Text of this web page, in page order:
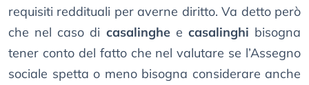
requisiti reddituali per averne diritto. Va detto però
che nel caso di casalinghee casalinghi bisogna
tener conto del fatto che nel valutare se l’Assegno
sociale spetta o meno bisogna considerare anche